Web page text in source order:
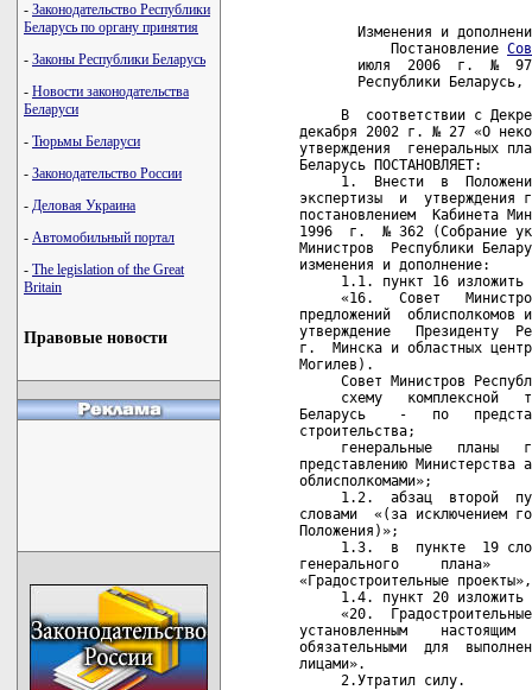
- Законодательство Республики
Беларусь по органу принятия
- Законы Республики Беларусь
- Новости законодательства
Беларуси
- Тюрьмы Беларуси
- Законодательство России
- Деловая Украина
- Автомобильный портал
- The legislation of the Great
Britain
Правовые новости
Изменения и
           Постановление
июля  2006  г.  №
Республики
В  соответствии с
декабря 2002 г. № 27 «О
утверждения  генеральных
Беларусь ПОСТАНОВЛЯЕТ:
1.  Внести  в
экспертизы  и  утверждения
постановлением  Кабинета
1996  г.  № 362 (Собрание
Министров  Республики
изменения и дополнение:
1.1. пункт 16 изложить
«16.   Совет
предложений  облисполкомов
утверждение   Президенту
г.  Минска и областных
Могилев).
Совет Министров
схему   комплексной
Беларусь    -   по
строительства;
генеральные   планы
представлению
облисполкомами»;
1.2.  абзац  второй
словами  «(за исключением
Положения)»;
1.3.  в  пункте  19
генерального     плана»
«Градостроительные
1.4. пункт 20 изложить
«20.
установленным
обязательными  для
лицами».
     2.Утратил силу.